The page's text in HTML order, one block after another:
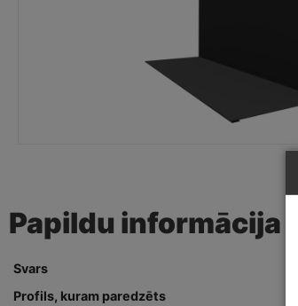
Papildu informācija
Svars
Profils, kuram paredzēts